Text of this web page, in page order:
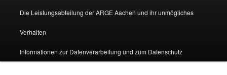
Die Leistungsabteilung der ARGE Aachen und ihr unmögliches
Verhalten
Informationen zur Datenverarbeitung und zum Datenschutz